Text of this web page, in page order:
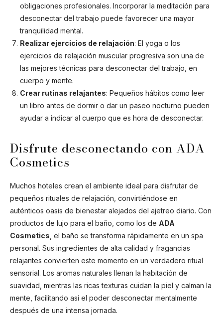
obligaciones profesionales. Incorporar la meditación para
desconectar del trabajo puede favorecer una mayor
tranquilidad mental.
Realizar ejercicios de relajación: El yoga o los
ejercicios de relajación muscular progresiva son una de
las mejores técnicas para desconectar del trabajo, en
cuerpo y mente.
Crear rutinas relajantes: Pequeños hábitos como leer
un libro antes de dormir o dar un paseo nocturno pueden
ayudar a indicar al cuerpo que es hora de desconectar.
Disfrute desconectando con ADA
Cosmetics
Muchos hoteles crean el ambiente ideal para disfrutar de
pequeños rituales de relajación, convirtiéndose en
auténticos oasis de bienestar alejados del ajetreo diario. Con
productos de lujo para el baño, como los de ADA
Cosmetics , el baño se transforma rápidamente en un spa
personal. Sus ingredientes de alta calidad y fragancias
relajantes convierten este momento en un verdadero ritual
sensorial. Los aromas naturales llenan la habitación de
suavidad, mientras las ricas texturas cuidan la piel y calman la
mente, facilitando así el poder desconectar mentalmente
después de una intensa jornada.